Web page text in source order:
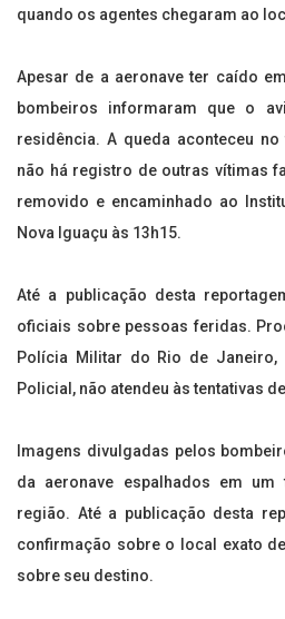
quando os agentes chegaram ao
Apesar de a aeronave ter caído
bombeiros informaram que o
residência. A queda aconteceu
não há registro de outras vítimas
removido e encaminhado ao
Nova Iguaçu às 13h15.
Até a publicação desta
oficiais sobre pessoas feridas.
Polícia Militar do Rio de
Policial, não atendeu às tentativas
Imagens divulgadas pelos
da aeronave espalhados em
região. Até a publicação desta
confirmação sobre o local exato
sobre seu destino.